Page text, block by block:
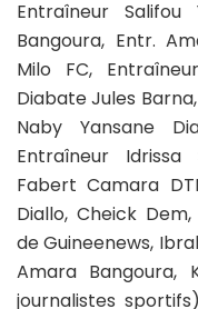
Entraîneur
Bangoura, Entr.
Milo FC,
Diabate Jules
Naby Yansane
Entraîneur
Fabert Camara
Diallo, Cheick
de Guineenews,
Amara Bangoura,
journalistes